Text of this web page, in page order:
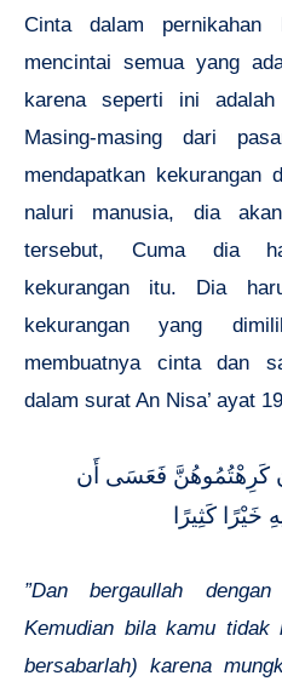
Cinta dalam
mencintai semua yang
karena seperti ini
Masing-masing dari
mendapatkan kekurangan
naluri manusia, dia
tersebut, Cuma dia
kekurangan itu. Dia
kekurangan yang
membuatnya cinta dan
dalam surat An Nisa’ ayat
كَرِهْتُمُوهُنَّ فَعَسَى أَن
خَيْرًا كَثِيرًا
”Dan bergaullah
Kemudian bila kamu tidak
bersabarlah) karena